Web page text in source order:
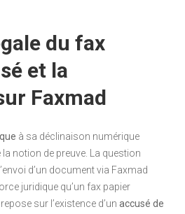
du fax
et la
Faxmad
à sa déclinaison numérique
notion de preuve. La question
d’un document via Faxmad
juridique qu’un fax papier
sur l’existence d’un accusé de